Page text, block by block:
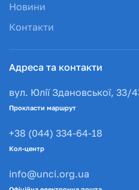
Новини
Контакти
Адреса та контакти
вул. Юлії Здановської, 33/
Прокласти маршрут
+38 (044) 334-64-18
Кол-центр
info@unci.org.ua